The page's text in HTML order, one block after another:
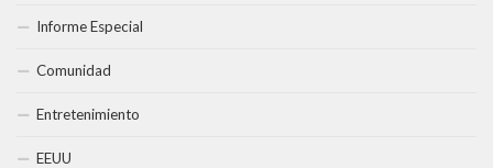
Informe Especial
Comunidad
Entretenimiento
EEUU